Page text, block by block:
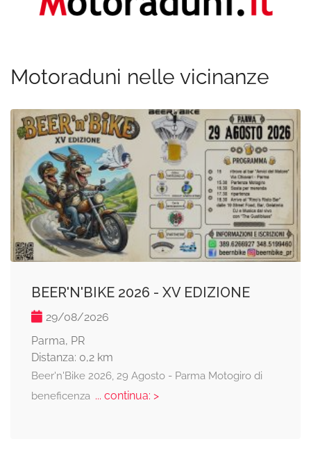
Motoraduni nelle vicinanze
BEER'N'BIKE 2026 - XV EDIZIONE
29/08/2026
Parma, PR
Distanza: 0,2 km
Beer'n'Bike 2026, 29 Agosto - Parma Motogiro di
beneficenza ... continua: >